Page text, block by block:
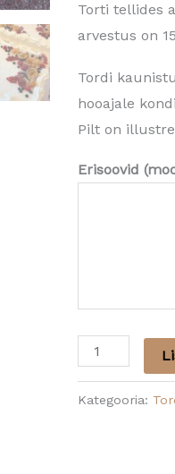
Torti tellides
arvestus on
Tordi
hooajale
Pilt on
Erisoovid
Kategooria: